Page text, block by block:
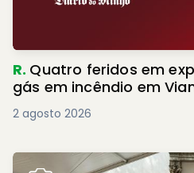
R. Quatro feridos em
gás em incêndio em
2 agosto 2026